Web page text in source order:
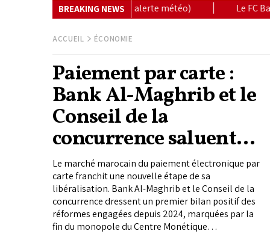
BREAKING NEWS
(alerte météo) | Le FC Barcelone annule son match
ACCUEIL ÉCONOMIE
Paiement par carte :
Bank Al-Maghrib et le
Conseil de la
concurrence saluent
l'ouverture du marché
Le marché marocain du paiement électronique par
carte franchit une nouvelle étape de sa
libéralisation. Bank Al-Maghrib et le Conseil de la
concurrence dressent un premier bilan positif des
réformes engagées depuis 2024, marquées par la
fin du monopole du Centre Monétique